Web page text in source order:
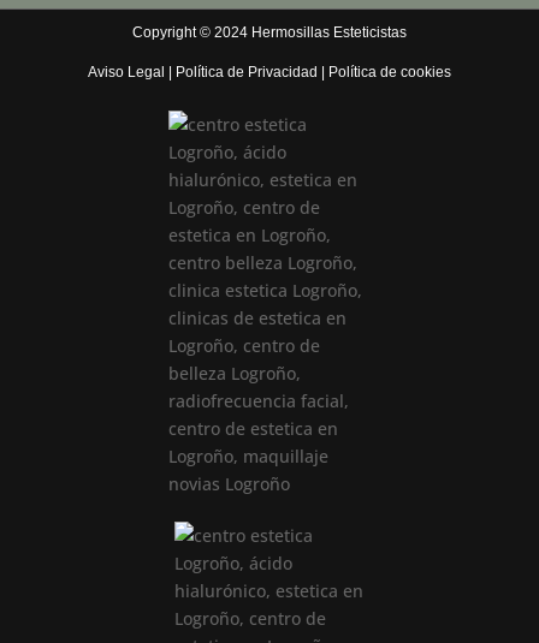
Copyright © 2024 Hermosillas Esteticistas
Aviso Legal Política de Privacidad Política de cookies